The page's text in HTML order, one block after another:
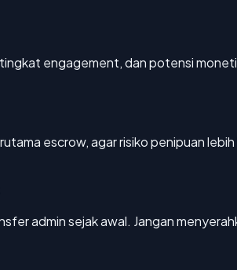
engagement, dan potensi
escrow, agar risiko penipuan lebih
admin sejak awal. Jangan